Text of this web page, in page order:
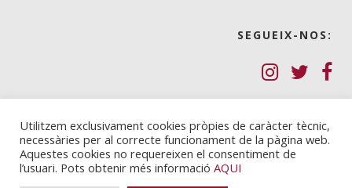
SEGUEIX-NOS:
Política de Galetes (cookies)
Política de privadesa
Nota legal i condicions d’ús
Utilitzem exclusivament cookies pròpies de caràcter tècnic,
necessàries per al correcte funcionament de la pàgina web.
Aquestes cookies no requereixen el consentiment de
l’usuari. Pots obtenir més informació AQUI